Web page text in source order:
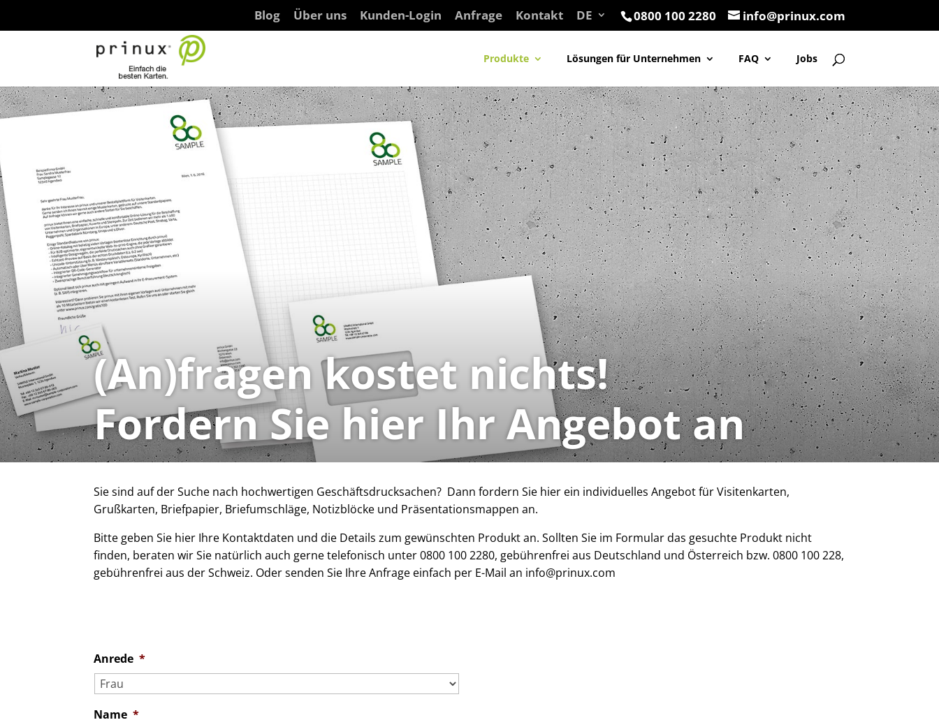
0800 100 2280 info@prinux.com
Blog Über uns Kunden-Login Anfrage Kontakt DE
Produkte Lösungen für Unternehmen FAQ Jobs
(An)fragen kostet nichts!
Fordern Sie hier Ihr Angebot an
Sie sind auf der Suche nach hochwertigen Geschäftsdrucksachen? Dann fordern Sie hier ein individuelles Angebot für Visitenkarten,
Grußkarten, Briefpapier, Briefumschläge, Notizblöcke und Präsentationsmappen an.
Bitte geben Sie hier Ihre Kontaktdaten und die Details zum gewünschten Produkt an. Sollten Sie im Formular das gesuchte Produkt nicht
finden, beraten wir Sie natürlich auch gerne telefonisch unter 0800 100 2280, gebührenfrei aus Deutschland und Österreich bzw. 0800 100 228,
gebührenfrei aus der Schweiz. Oder senden Sie Ihre Anfrage einfach per E-Mail an info@prinux.com
Anrede *
Name *